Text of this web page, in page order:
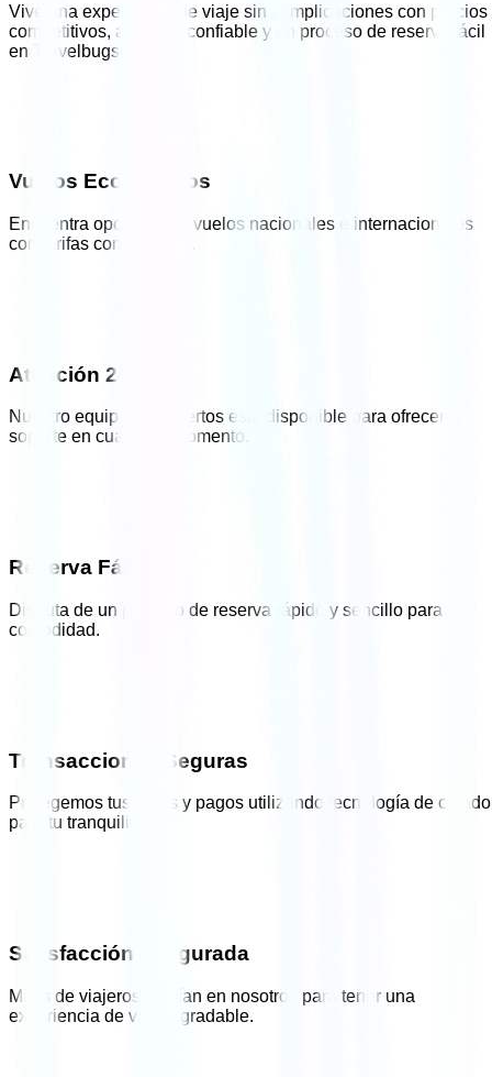
Vive una experiencia de viaje sin complicaciones con precios
competitivos, atención confiable y un proceso de reserva fácil
en Travelbugsgo.com
Vuelos Económicos
Encuentra opciones de vuelos nacionales e internacionales
con tarifas competitivas.
Atención 24/7
Nuestro equipo de expertos está disponible para ofrecerte
soporte en cualquier momento.
Reserva Fácil
Disfruta de un proceso de reserva rápido y sencillo para tu
comodidad.
Transacciones Seguras
Protegemos tus datos y pagos utilizando tecnología de cifrado
para tu tranquilidad.
Satisfacción Asegurada
Miles de viajeros confían en nosotros para tener una
experiencia de viaje agradable.